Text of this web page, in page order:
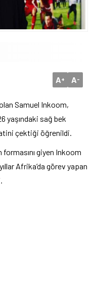
A+ A-
Samuel Inkoom,
yaşındaki sağ bek
çektiği öğrenildi.
formasını giyen Inkoom
Afrika’da görev yapan